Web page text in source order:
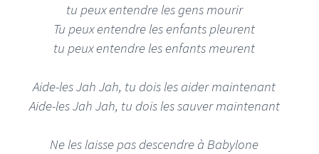
tu peux entendre les gens mourir
Tu peux entendre les enfants pleurent
tu peux entendre les enfants meurent
Aide-les Jah Jah, tu dois les aider maintenant
Aide-les Jah Jah, tu dois les sauver maintenant
Ne les laisse pas descendre à Babylone